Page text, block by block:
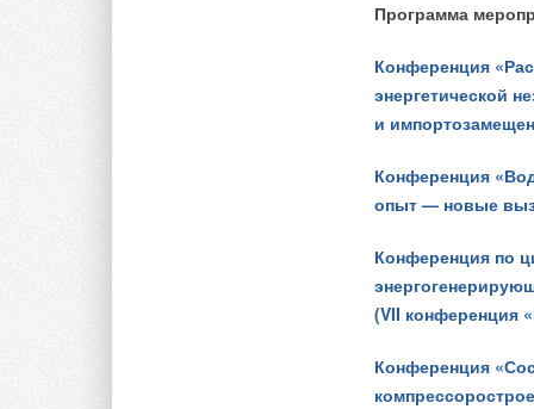
Программа
Конференция
энергетической
и
Конференция
опыт — новые
Конференция по
(VII конференция
Конференция
сами развернутся.
энергию на
Ваш E-mail *